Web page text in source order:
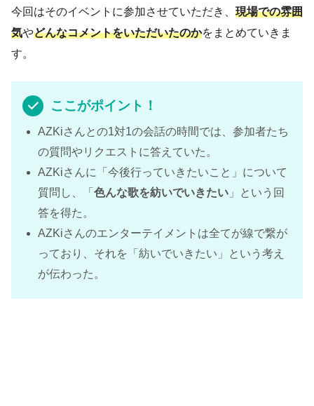
今回はそのイベントに参加させていただき、 現場での雰囲
気やどんなコメントをいただいたのかをまとめていきま
す。
ここがポイント！
AZKiさんとの1対1の会話の時間では、参加者たち
の質問やリクエストに答えていた。
AZKiさんに「今後行っていきたいこと」について
質問し、「色んな歌を紡いでいきたい 」という回
答を得た。
AZKiさんのエンターテイメントは全てが線で繋が
っており、それを「紡いでいきたい」という考え
が伝わった。